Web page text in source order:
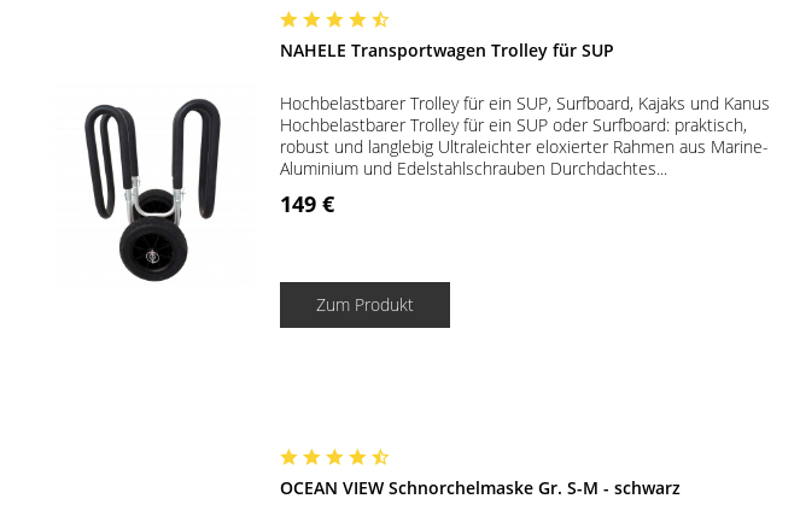
NAHELE Transportwagen Trolley für SUP
Hochbelastbarer Trolley für ein SUP, Surfboard, Kajaks und Kanus
Hochbelastbarer Trolley für ein SUP oder Surfboard: praktisch,
robust und langlebig Ultraleichter eloxierter Rahmen aus Marine-
Aluminium und Edelstahlschrauben Durchdachtes...
149 €
Zum Produkt
OCEAN VIEW Schnorchelmaske Gr. S-M - schwarz